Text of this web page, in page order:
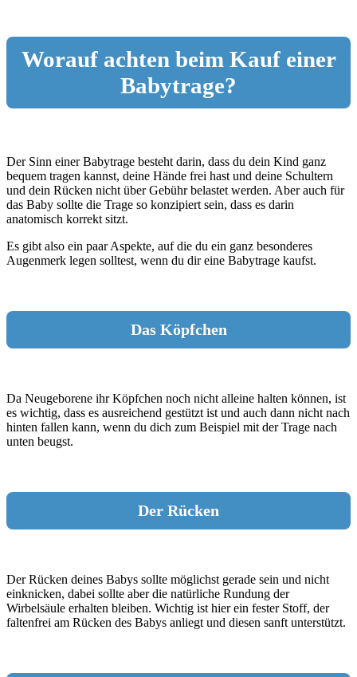
Worauf achten beim Kauf einer
Babytrage?
Der Sinn einer Babytrage besteht darin, dass du dein Kind ganz
bequem tragen kannst, deine Hände frei hast und deine Schultern
und dein Rücken nicht über Gebühr belastet werden. Aber auch für
das Baby sollte die Trage so konzipiert sein, dass es darin
anatomisch korrekt sitzt.
Es gibt also ein paar Aspekte, auf die du ein ganz besonderes
Augenmerk legen solltest, wenn du dir eine Babytrage kaufst.
Das Köpfchen
Da Neugeborene ihr Köpfchen noch nicht alleine halten können, ist
es wichtig, dass es ausreichend gestützt ist und auch dann nicht nach
hinten fallen kann, wenn du dich zum Beispiel mit der Trage nach
unten beugst.
Der Rücken
Der Rücken deines Babys sollte möglichst gerade sein und nicht
einknicken, dabei sollte aber die natürliche Rundung der
Wirbelsäule erhalten bleiben. Wichtig ist hier ein fester Stoff, der
faltenfrei am Rücken des Babys anliegt und diesen sanft unterstützt.